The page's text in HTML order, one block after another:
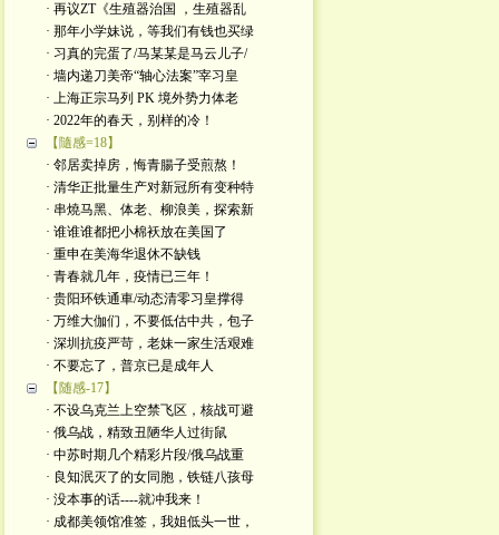
· 再议ZT《生殖器治国 ，生殖器乱
· 那年小学妹说，等我们有钱也买绿
· 习真的完蛋了/马某某是马云儿子/
· 墙内递刀美帝“轴心法案”宰习皇
· 上海正宗马列 PK 境外势力体老
· 2022年的春天，别样的冷！
【隨感=18】
· 邻居卖掉房，悔青腸子受煎熬！
· 清华正批量生产对新冠所有变种特
· 串燒马黑、体老、柳浪美，探索新
· 谁谁谁都把小棉袄放在美国了
· 重申在美海华退休不缺钱
· 青春就几年，疫情已三年！
· 贵阳环铁通車/动态清零习皇撑得
· 万维大伽们，不要低估中共，包子
· 深圳抗疫严苛，老妹一家生活艰难
· 不要忘了，普京已是成年人
【随感-17】
· 不设乌克兰上空禁飞区，核战可避
· 俄乌战，精致丑陋华人过街鼠
· 中苏时期几个精彩片段/俄乌战重
· 良知泯灭了的女同胞，铁链八孩母
· 没本事的话----就冲我来！
· 成都美领馆准签，我姐低头一世，